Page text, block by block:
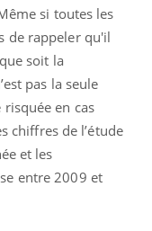
si toutes les
de rappeler qu'il
soit la
pas la seule
en cas
chiffres de l’étude
et les
entre 2009 et